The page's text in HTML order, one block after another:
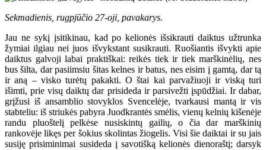
Sekmadienis, rugpjūčio 27-oji, pavakarys.
Jau ne sykį įsitikinau, kad po kelionės išsikrauti daiktus užtrunka
žymiai ilgiau nei juos išvykstant susikrauti. Ruošiantis išvykti apie
daiktus galvoji labai praktiškai: reikės tiek ir tiek marškinėlių, nes
bus šilta, dar pasiimsiu šitas kelnes ir batus, nes eisim į gamtą, dar tą
ir aną – visko turėtų pakakti. O štai kai parvažiuoji ir viską turi
išimti, prie visų daiktų dar prisideda ir parsivežti įspūdžiai. Ir dabar,
grįžusi iš ansamblio stovyklos Svencelėje, tvarkausi mantą ir vis
stabteliu: iš striukės pabyra Juodkrantės smėlis, vienų kelnių kišenėje
randu pluoštelį pelkėse nusiskintų gailių, o čia dar marškinių
rankovėje likęs per šokius skolintas žiogelis. Visi šie daiktai ir su jais
susiję prisiminimai susideda į savotišką kelionės dienoraštį; darsyk